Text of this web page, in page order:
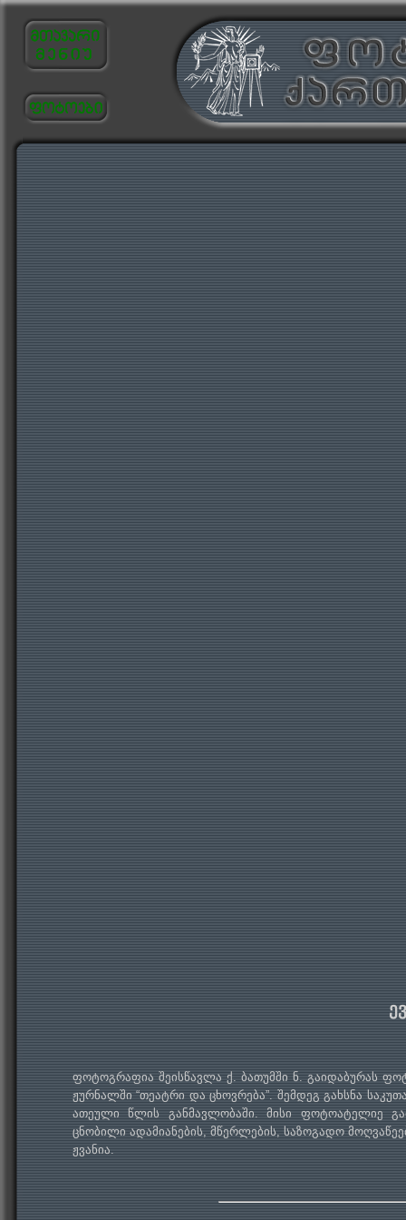
ფოტოგრაფია შეისწავლა ქ. ბათუმში ნ. გაიდაბურას
ჟურნალში “თეატრი და ცხოვრება”. შემდეგ გახსნა
ათეული წლის განმავლობაში. მისი ფოტოატელიე
ცნობილი ადამიანების, მწერლების, საზოგადო
ჟვანია.